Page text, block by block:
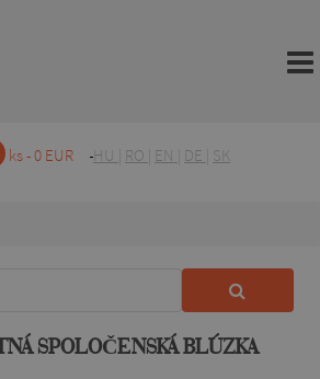
ks - 0 EUR HU RO EN DE SK
SPOLOČENSKÁ BLÚZKA